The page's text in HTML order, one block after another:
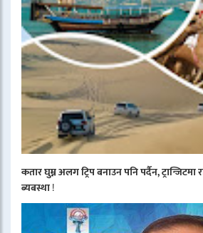
कतार घुम्न अलग ट्रिप बनाउन पनि पर्दैन,
ब्यबस्था!